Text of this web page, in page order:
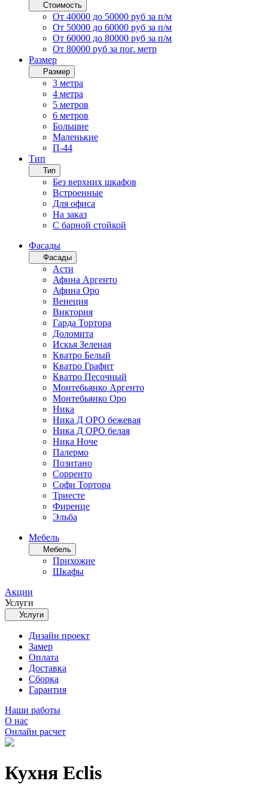
Стоимость
От 40000 до 50000 руб за п/м
От 50000 до 60000 руб за п/м
От 60000 до 80000 руб за п/м
От 80000 руб за пог. метр
Размер
Размер
3 метра
4 метра
5 метров
6 метров
Большие
Маленькие
П-44
Тип
Тип
Без верхних шкафов
Встроенные
Для офиса
На заказ
С барной стойкой
Фасады
Фасады
Асти
Афина Аргенто
Афина Оро
Венеция
Виктория
Гарда Тортора
Доломита
Искья Зеленая
Кватро Белый
Кватро Графит
Кватро Песочный
Монтебьянко Аргенто
Монтебьянко Оро
Ника
Ника Д ОРО бежевая
Ника Д ОРО белая
Ника Ноче
Палермо
Позитано
Сорренто
Софи Тортора
Триесте
Фиренце
Эльба
Мебель
Мебель
Прихожие
Шкафы
Акции
Услуги
Услуги
Дизайн проект
Замер
Оплата
Доставка
Сборка
Гарантия
Наши работы
О нас
Онлайн расчет
Кухня Eclis